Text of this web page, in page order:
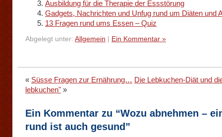
Ausbildung für die Therapie der Essstörung
Gadgets, Nachrichten und Unfug rund um Diäten und
13 Fragen rund ums Essen – Quiz
Abgelegt unter: Allgemein Ein Kommentar »
« Süsse Fragen zur Ernährung… Die Lebkuchen-Diät und
lebkuchen" »
Ein Kommentar zu “Wozu abnehmen –
rund ist auch gesund”